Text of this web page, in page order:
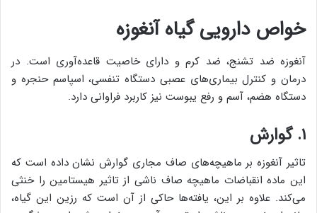
خواص دارویی گیاه آنغوزه
آنغوزه ضد تشنج، ضد کرم و دارای خاصیت قاعده‌آوری است. در
درمان و کنترل بیماری‌های عصبی دستگاه تنفسی، اسپاسم حنجره و
دستگاه هضم، آسم و رفع یبوست نیز کاربرد فراوانی دارد.
۱. گوارش
تاثیر آنغوزه بر ماهیچه‌های صاف مجاری گوارش نشان داده است که
این ماده انقباضات ماهیچه صاف ناشی از تاثیر هیستامین را خنثی
می‌کند. علاوه بر این، یافته‌ها حاکی از آن است که رزین این گیاه،